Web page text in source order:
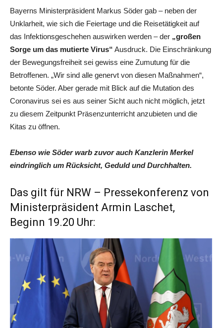
Bayerns Ministerpräsident Markus Söder gab – neben der
Unklarheit, wie sich die Feiertage und die Reisetätigkeit auf
das Infektionsgeschehen auswirken werden – der „großen
Sorge um das mutierte Virus“ Ausdruck. Die Einschränkung
der Bewegungsfreiheit sei gewiss eine Zumutung für die
Betroffenen. „Wir sind alle genervt von diesen Maßnahmen“,
betonte Söder. Aber gerade mit Blick auf die Mutation des
Coronavirus sei es aus seiner Sicht auch nicht möglich, jetzt
zu diesem Zeitpunkt Präsenzunterricht anzubieten und die
Kitas zu öffnen.
Ebenso wie Söder warb zuvor auch Kanzlerin Merkel
eindringlich um Rücksicht, Geduld und Durchhalten.
Das gilt für NRW – Pressekonferenz von
Ministerpräsident Armin Laschet,
Beginn 19.20 Uhr: